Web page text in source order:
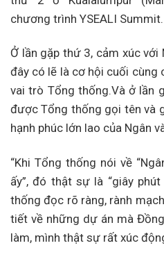
chương trình YSEALI Summit.
Ở lần gặp thứ 3, cảm xúc
đây có lẽ là cơ hội cuối cùng
vai trò Tổng thống.Và ở lần
được Tổng thống gọi tên và
hạnh phúc lớn lao của Ngân
“Khi Tổng thống nói về
ấy”, đó thật sự là “giây
thống đọc rõ ràng, rành
tiết về những dự án mà
làm, mình thật sự rất xúc